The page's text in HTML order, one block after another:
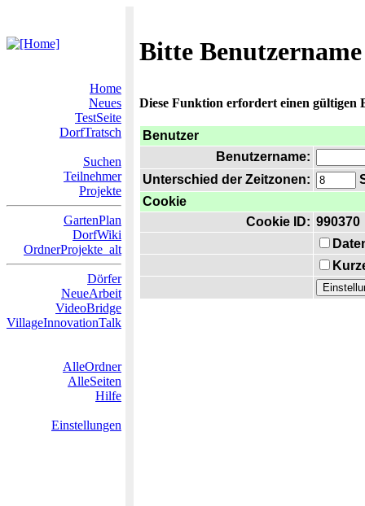
Bitte
Home
Neues
TestSeite
DorfTratsch
Suchen
Teilnehmer
Projekte
GartenPlan
DorfWiki
OrdnerProjekte_alt
Dörfer
NeueArbeit
VideoBridge
VillageInnovationTalk
AlleOrdner
AlleSeiten
Hilfe
Einstellungen
Diese Funktion erfordert einen gültigen
Benutzer
Benutzername:
Unterschied der Zeitzonen:
Cookie
Cookie ID: 990370